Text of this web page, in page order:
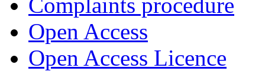
Open Access
Open Access Licence